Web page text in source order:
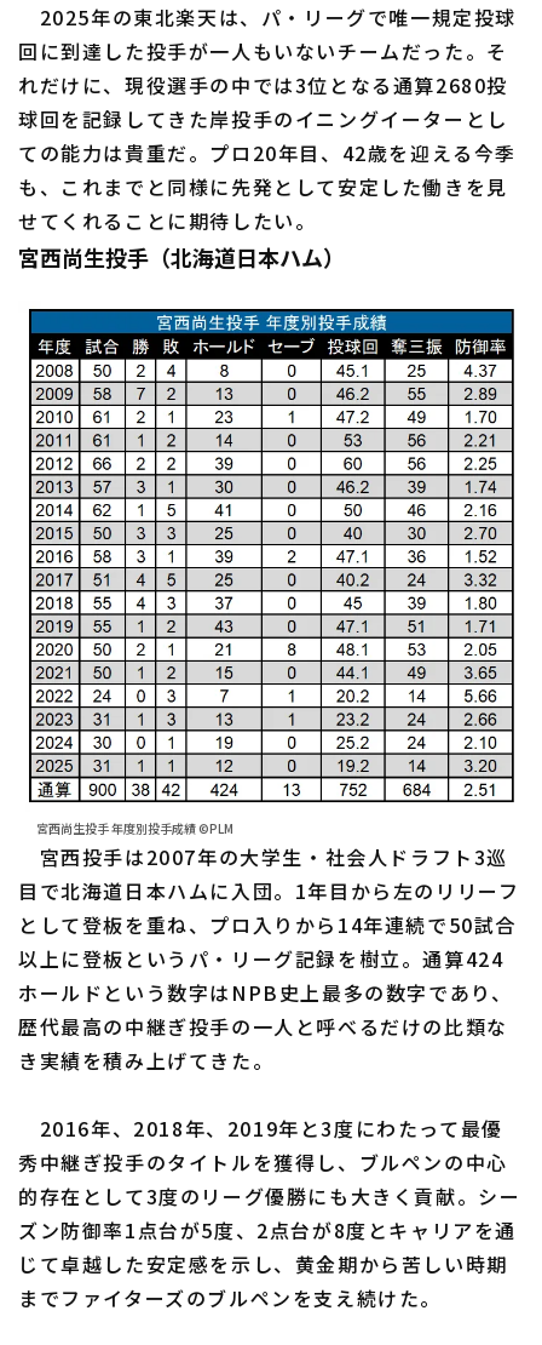
2025年の東北楽天は、パ・リーグで唯一規定投球
回に到達した投手が一人もいないチームだった。そ
れだけに、現役選手の中では3位となる通算2680投
球回を記録してきた岸投手のイニングイーターとし
ての能力は貴重だ。プロ20年目、42歳を迎える今季
も、これまでと同様に先発として安定した働きを見
せてくれることに期待したい。
宮西尚生投手（北海道日本ハム）
宮西尚生投手 年度別投手成績 ©PLM
宮西投手は2007年の大学生・社会人ドラフト3巡
目で北海道日本ハムに入団。1年目から左のリリーフ
として登板を重ね、プロ入りから14年連続で50試合
以上に登板というパ・リーグ記録を樹立。通算424
ホールドという数字はNPB史上最多の数字であり、
歴代最高の中継ぎ投手の一人と呼べるだけの比類な
き実績を積み上げてきた。
2016年、2018年、2019年と3度にわたって最優
秀中継ぎ投手のタイトルを獲得し、ブルペンの中心
的存在として3度のリーグ優勝にも大きく貢献。シー
ズン防御率1点台が5度、2点台が8度とキャリアを通
じて卓越した安定感を示し、黄金期から苦しい時期
までファイターズのブルペンを支え続けた。